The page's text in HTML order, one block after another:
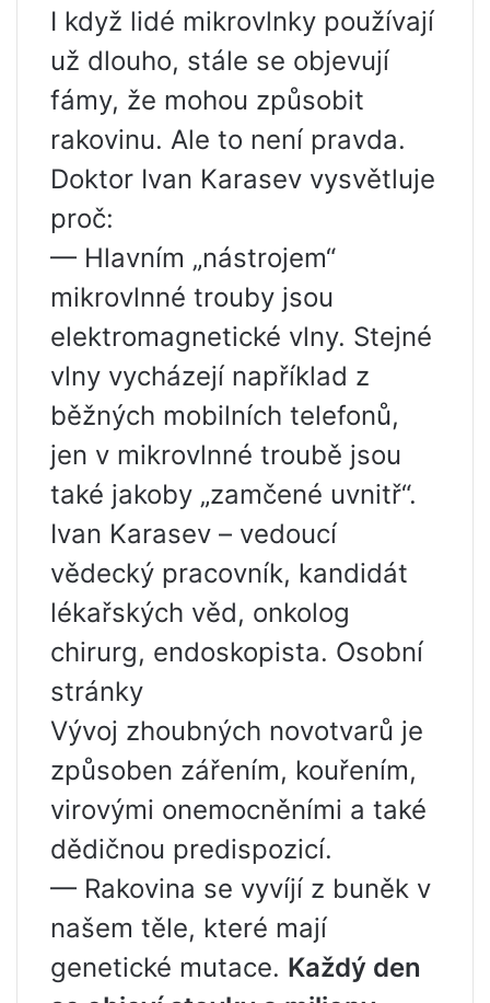
I když lidé mikrovlnky používají
už dlouho, stále se objevují
fámy, že mohou způsobit
rakovinu. Ale to není pravda.
Doktor Ivan Karasev vysvětluje
proč:
— Hlavním „nástrojem“
mikrovlnné trouby jsou
elektromagnetické vlny. Stejné
vlny vycházejí například z
běžných mobilních telefonů,
jen v mikrovlnné troubě jsou
také jakoby „zamčené uvnitř“.
Ivan Karasev – vedoucí
vědecký pracovník, kandidát
lékařských věd, onkolog
chirurg, endoskopista. Osobní
stránky
Vývoj zhoubných novotvarů je
způsoben zářením, kouřením,
virovými onemocněními a také
dědičnou predispozicí.
— Rakovina se vyvíjí z buněk v
našem těle, které mají
genetické mutace. Každý den